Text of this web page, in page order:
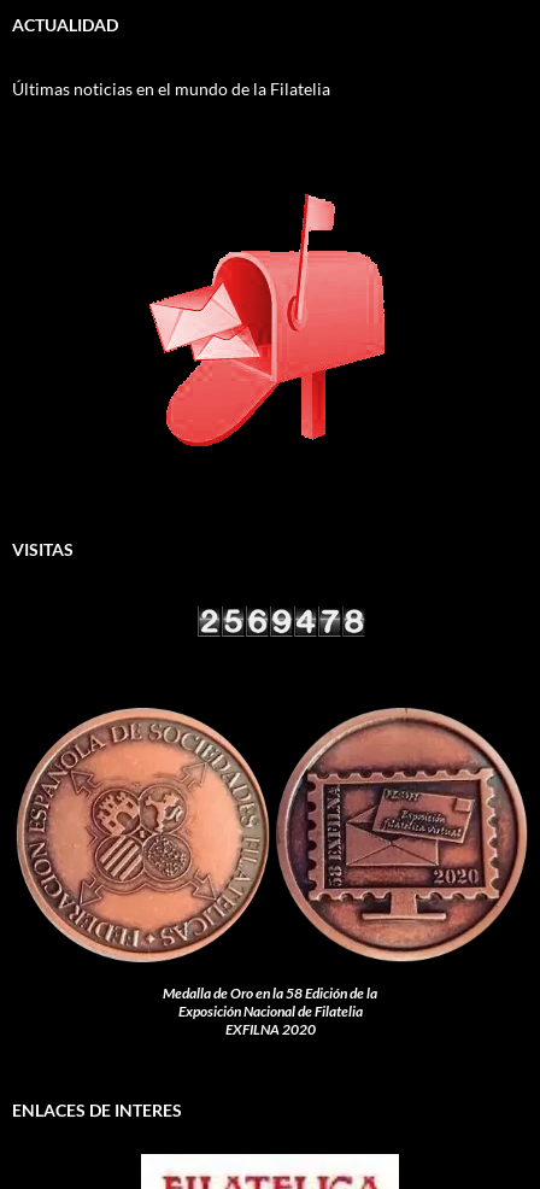
ACTUALIDAD
Últimas noticias en el mundo de la Filatelia
VISITAS
Medalla de Oro en la 58 Edición de la
Exposición Nacional de Filatelia
EXFILNA 2020
ENLACES DE INTERES